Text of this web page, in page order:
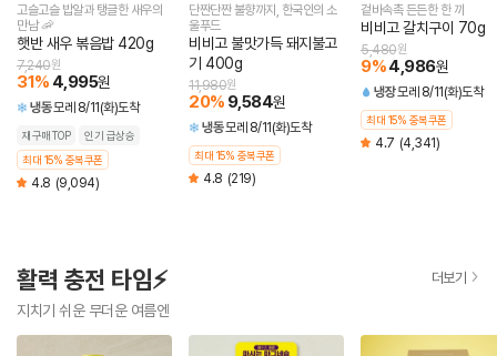
고슬고슬 밥알과 탱글한 새우의
만남 🦐
햇반 새우 볶음밥 420g
31% 4,995원
7,240원
냉동 모레 8/11(화)도착
재구매TOP
인기 급상승
최대 15% 중복쿠폰
4.8 (9,094)
단짠단짠 불향까지, 한국인의 소
울푸드
비비고 불맛가득 돼지불고
기 400g
20% 9,584원
11,980원
냉동 모레 8/11(화)도착
최대 15% 중복쿠폰
4.8 (219)
겉바속촉 든든한 한 끼
비비고 갈치구이 70g
9%4,986원
5,480원
냉장 모레 8/11(화)도착
최대 15% 중복쿠폰
4.7 (4,341)
활력 충전 타임⚡
지치기 쉬운 무더운 여름엔
더보기